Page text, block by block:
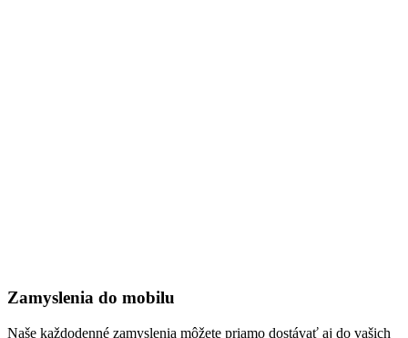
Zamyslenia do mobilu
Naše každodenné zamyslenia môžete priamo dostávať aj do vašich